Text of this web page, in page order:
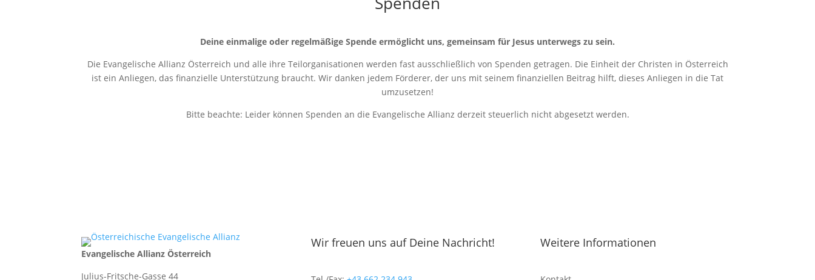
Deine einmalige oder regelmäßige Spende ermöglicht uns, gemeinsam für Jesus unterwegs zu sein.
Die Evangelische Allianz Österreich und alle ihre Teilorganisationen werden fast ausschließlich von Spenden getragen. Die Einheit der Christen in Österreich
ist ein Anliegen, das finanzielle Unterstützung braucht. Wir danken jedem Förderer, der uns mit seinem finanziellen Beitrag hilft, dieses Anliegen in die Tat
umzusetzen!
Bitte beachte: Leider können Spenden an die Evangelische Allianz derzeit steuerlich nicht abgesetzt werden.
Evangelische Allianz Österreich
Julius-Fritsche-Gasse 44
Wir freuen uns auf Deine Nachricht! Weitere Informationen